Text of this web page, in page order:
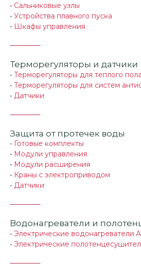
• Сальниковые узлы
• Устройства плавного пуска
• Шкафы управления
Терморегуляторы и датчики
• Терморегуляторы для теплого пола
• Терморегуляторы для систем
• Датчики
Защита от протечек воды
• Готовые комплекты
• Модули управления
• Модули расширения
• Краны с электроприводом
• Датчики
Водонагреватели и
• Электрические водонагреватели
• Электрические